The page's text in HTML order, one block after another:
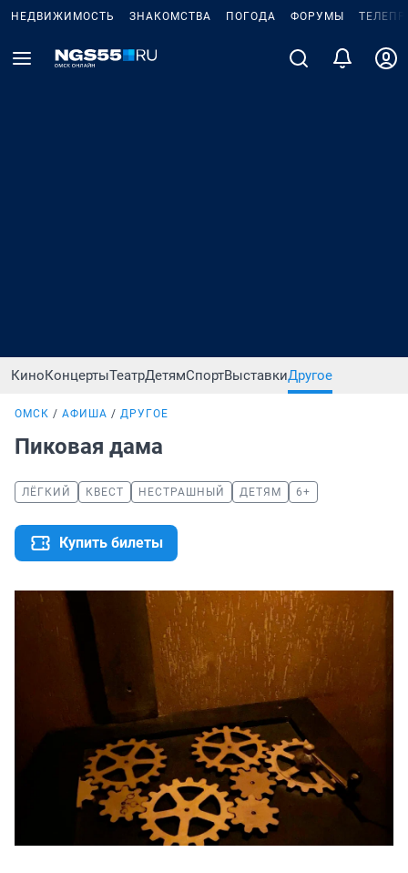
НЕДВИЖИМОСТЬ ЗНАКОМСТВА ПОГОДА ФОРУМЫ
КиноКонцертыТеатрДетямСпортВыставкиДругое
ОМСК АФИША ДРУГОЕ
Пиковая дама
ЛЁГКИЙ КВЕСТ НЕСТРАШНЫЙ ДЕТЯМ 6+
Купить билеты